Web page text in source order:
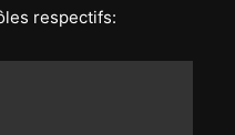
respectifs: